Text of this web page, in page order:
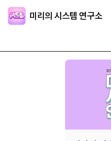
미리의 시스템 연구소